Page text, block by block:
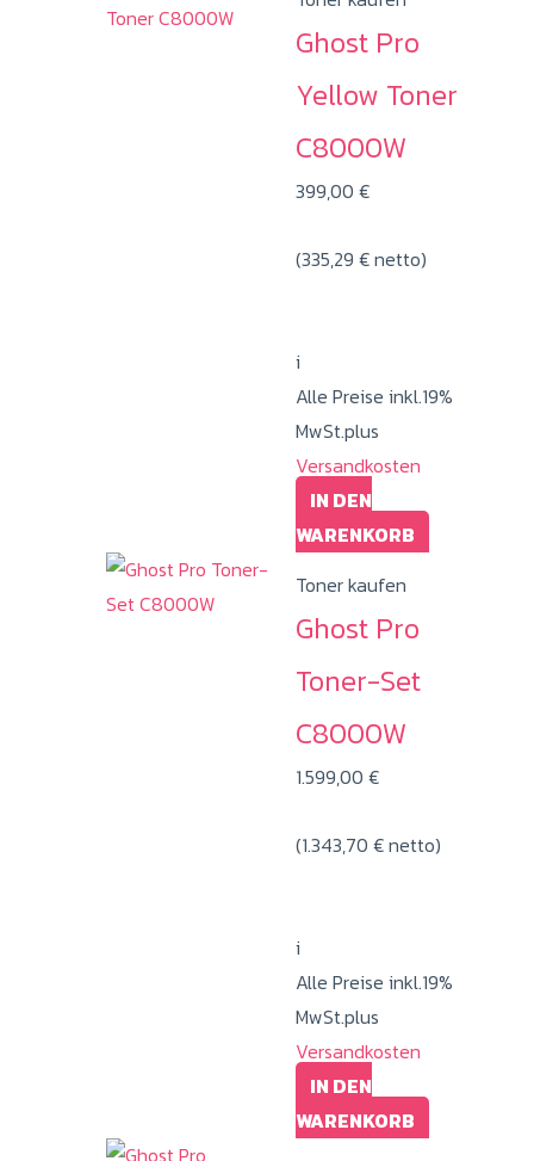
Ghost Pro
Yellow Toner
C8000W
399,00 €
(335,29 €netto)
i
Alle Preise inkl.19%
MwSt.plus
Versandkosten
IN DEN
WARENKORB
Toner kaufen
Ghost Pro
Toner-Set
C8000W
1.599,00 €
(1.343,70 €netto)
i
Alle Preise inkl.19%
MwSt.plus
Versandkosten
IN DEN
WARENKORB